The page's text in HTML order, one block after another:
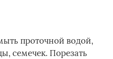
проточной водой,
семечек. Порезать